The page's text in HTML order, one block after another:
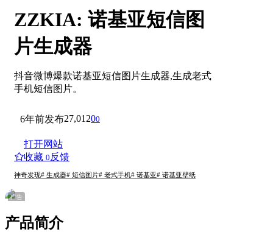
ZZKIA: 诺基亚短信图
片生成器
抖音微博爆款诺基亚短信图片生成器,生成老式
手机短信图片。
6年前发布27,01200
打开网站
收藏 0反馈
神奇发现# 生成器# 短信图片# 老式手机# 诺基亚# 诺基亚壁纸
广告
产品简介